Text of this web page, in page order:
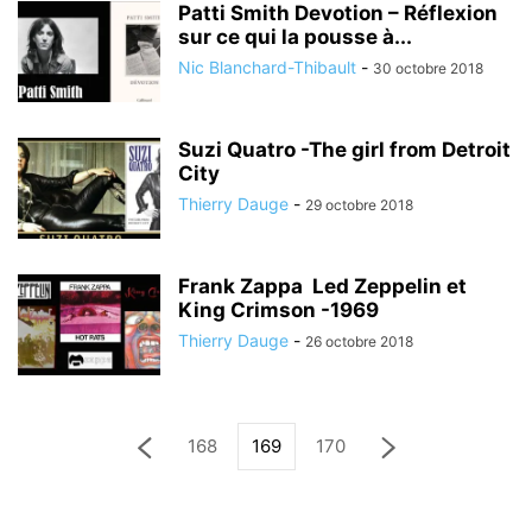
Patti Smith Devotion – Réflexion
sur ce qui la pousse à...
Nic Blanchard-Thibault - 30 octobre 2018
Suzi Quatro -The girl from Detroit
City
Thierry Dauge - 29 octobre 2018
Frank Zappa Led Zeppelin et
King Crimson -1969
Thierry Dauge - 26 octobre 2018
168 169 170